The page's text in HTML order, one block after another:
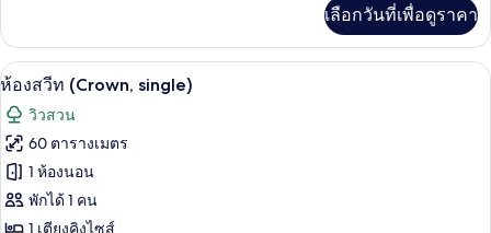
เกี่ยว
กับ
ห้อง
ลัก
ซ์
(Suite,
single)
เลือกวันที่เพื่อดูราคา
เปิด
ภาพถ่าย
ทั้งหมด
ของ
ห้อง
1 ห้องนอน, เครื่องนอนระดับพรีเมียม,
3
ห้องสวีท (Crown, single)
วิวสวน
60 ตารางเมตร
1 ห้องนอน
พักได้ 1 คน
1 เตียงคิงไซส์